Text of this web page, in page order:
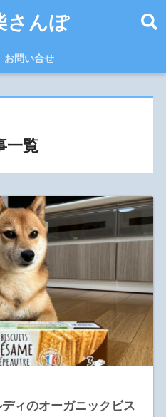
さんぽ
お問い合せ
一覧
ィのオーガニックビス